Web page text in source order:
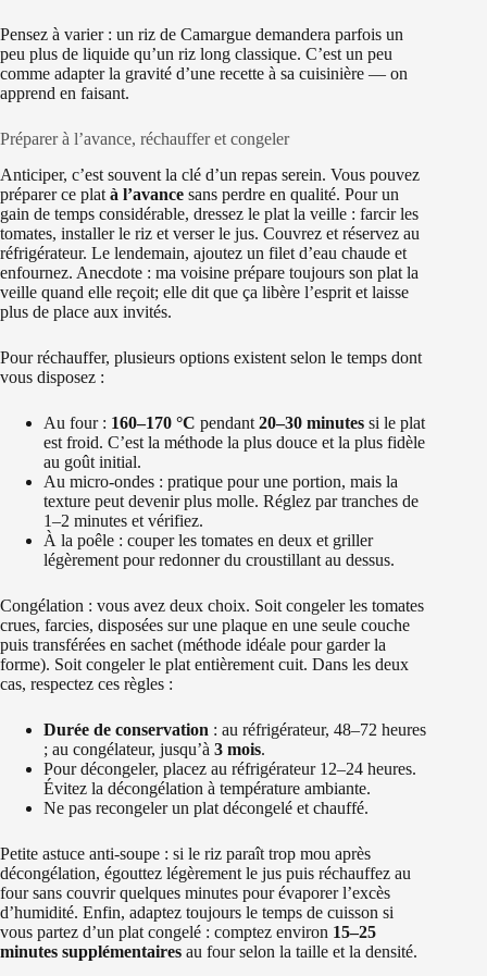
Pensez à varier : un riz de Camargue demandera parfois un
peu plus de liquide qu’un riz long classique. C’est un peu
comme adapter la gravité d’une recette à sa cuisinière — on
apprend en faisant.
Préparer à l’avance, réchauffer et congeler
Anticiper, c’est souvent la clé d’un repas serein. Vous pouvez
préparer ce plat à l’avance sans perdre en qualité. Pour un
gain de temps considérable, dressez le plat la veille : farcir les
tomates, installer le riz et verser le jus. Couvrez et réservez au
réfrigérateur. Le lendemain, ajoutez un filet d’eau chaude et
enfournez. Anecdote : ma voisine prépare toujours son plat la
veille quand elle reçoit; elle dit que ça libère l’esprit et laisse
plus de place aux invités.
Pour réchauffer, plusieurs options existent selon le temps dont
vous disposez :
Au four : 160–170 °C pendant 20–30 minutes si le plat
est froid. C’est la méthode la plus douce et la plus fidèle
au goût initial.
Au micro-ondes : pratique pour une portion, mais la
texture peut devenir plus molle. Réglez par tranches de
1–2 minutes et vérifiez.
À la poêle : couper les tomates en deux et griller
légèrement pour redonner du croustillant au dessus.
Congélation : vous avez deux choix. Soit congeler les tomates
crues, farcies, disposées sur une plaque en une seule couche
puis transférées en sachet (méthode idéale pour garder la
forme). Soit congeler le plat entièrement cuit. Dans les deux
cas, respectez ces règles :
Durée de conservation : au réfrigérateur, 48–72 heures
; au congélateur, jusqu’à 3 mois.
Pour décongeler, placez au réfrigérateur 12–24 heures.
Évitez la décongélation à température ambiante.
Ne pas recongeler un plat décongelé et chauffé.
Petite astuce anti-soupe : si le riz paraît trop mou après
décongélation, égouttez légèrement le jus puis réchauffez au
four sans couvrir quelques minutes pour évaporer l’excès
d’humidité. Enfin, adaptez toujours le temps de cuisson si
vous partez d’un plat congelé : comptez environ 15–25
minutes supplémentaires au four selon la taille et la densité.